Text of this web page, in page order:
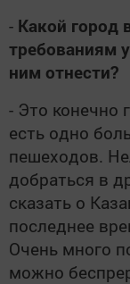
- Какой город
требованиям
ним отнести?
- Это конечно
есть одно
пешеходов.
добраться в
сказать о
последнее
Очень много
можно